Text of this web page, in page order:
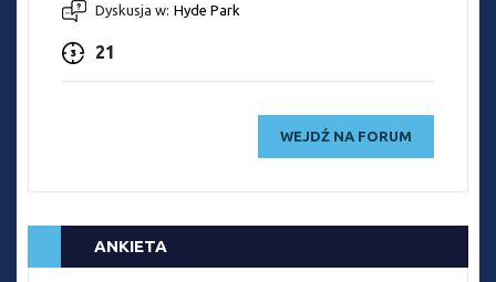
Dyskusja w: Hyde Park
21
WEJDŹ NA FORUM
ANKIETA